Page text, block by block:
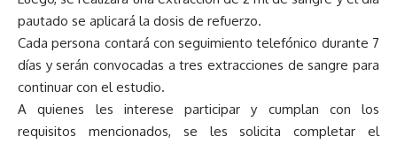
pautado se aplicará la dosis de refuerzo.
Cada persona contará con seguimiento telefónico durante 7
días y serán convocadas a tres extracciones de sangre para
continuar con el estudio.
A quienes les interese participar y cumplan con los
requisitos mencionados, se les solicita completar el